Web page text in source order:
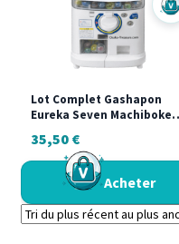
Lot Complet Gashapon
Eureka Seven Machiboke
2025
35,50 €
Acheter